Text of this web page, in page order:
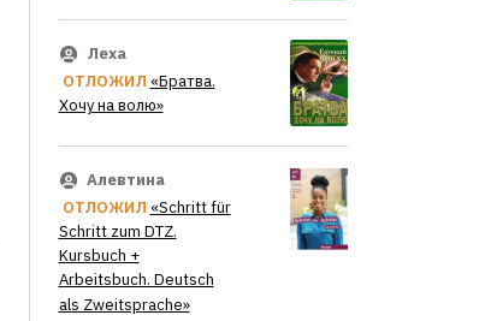
Леха
ОТЛОЖИЛ «Братва.
Хочу на волю»
Алевтина
ОТЛОЖИЛ «Schritt für
Schritt zum DTZ.
Kursbuch +
Arbeitsbuch. Deutsch
als Zweitsprache»